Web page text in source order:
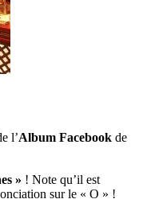
l’Album Facebook de
» ! Note qu’il est
sur le « O » !